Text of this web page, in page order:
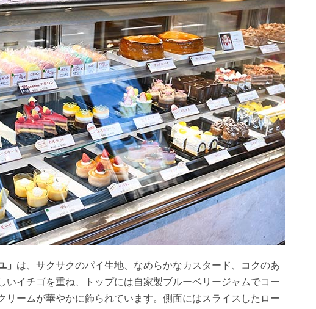
」 は、サクサクのパイ生地、なめらかなカスタード、コクのあ
いイチゴを重ね、トップには自家製ブルーベリージャムでコー
リームが華やかに飾られています。側面にはスライスしたロー